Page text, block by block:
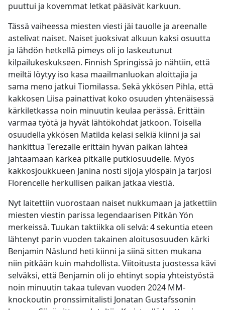
puuttui ja kovemmat letkat pääsivät karkuun.
Tässä vaiheessa miesten viesti jäi tauolle ja areenalle
astelivat naiset. Naiset juoksivat alkuun kaksi osuutta
ja lähdön hetkellä pimeys oli jo laskeutunut
kilpailukeskukseen. Finnish Springissä jo nähtiin, että
meiltä löytyy iso kasa maailmanluokan aloittajia ja
sama meno jatkui Tiomilassa. Sekä ykkösen Pihla, että
kakkosen Liisa painattivat koko osuuden yhtenäisessä
kärkiletkassa noin minuutin keulaa perässä. Erittäin
varmaa työtä ja hyvät lähtökohdat jatkoon. Toisella
osuudella ykkösen Matilda kelasi selkiä kiinni ja sai
hankittua Terezalle erittäin hyvän paikan lähteä
jahtaamaan kärkeä pitkälle putkiosuudelle. Myös
kakkosjoukkueen Janina nosti sijoja ylöspäin ja tarjosi
Florencelle herkullisen paikan jatkaa viestiä.
Nyt laitettiin vuorostaan naiset nukkumaan ja jatkettiin
miesten viestin parissa legendaarisen Pitkän Yön
merkeissä. Tuukan taktiikka oli selvä: 4 sekuntia eteen
lähtenyt parin vuoden takainen aloitusosuuden kärki
Benjamin Näslund heti kiinni ja siinä sitten mukana
niin pitkään kuin mahdollista. Viitoitusta juostessa kävi
selväksi, että Benjamin oli jo ehtinyt sopia yhteistyöstä
noin minuutin takaa tulevan vuoden 2024 MM-
knockoutin pronssimitalisti Jonatan Gustafssonin